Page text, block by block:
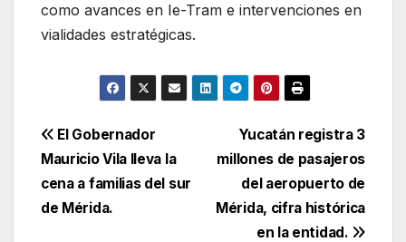
como avances en Ie-Tram e intervenciones en
vialidades estratégicas.
Navegación
de
entradas
Yucatán registra 3
millones de pasajeros
del aeropuerto de
Mérida, cifra histórica
en la entidad.
El Gobernador
Mauricio Vila lleva la
cena a familias del sur
de Mérida.